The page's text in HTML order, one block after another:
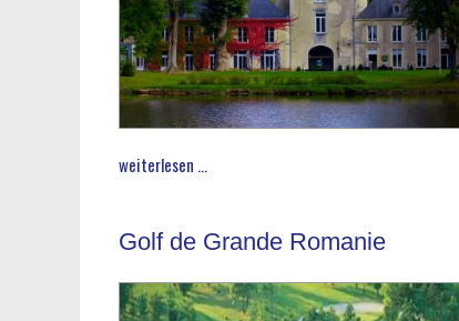
weiterlesen ...
Golf de Grande Romanie